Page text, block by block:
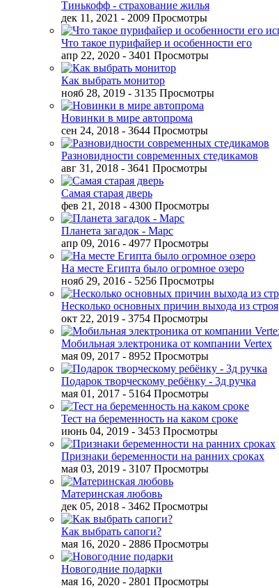
Тинькофф - страхование жилья
дек 11, 2021 - 2009 Просмотры
Что такое пурифайер и особенности его
апр 22, 2020 - 3401 Просмотры
Как выбрать монитор
нояб 28, 2019 - 3135 Просмотры
Новинки в мире автопрома
сен 24, 2018 - 3644 Просмотры
Разновидности современных стедикамов
авг 31, 2018 - 3641 Просмотры
Самая старая дверь
фев 21, 2018 - 4300 Просмотры
Планета загадок - Марс
апр 09, 2016 - 4977 Просмотры
На месте Египта было огромное озеро
нояб 29, 2016 - 5256 Просмотры
Несколько основных причин выхода из строя
окт 22, 2019 - 3754 Просмотры
Мобильная электроника от компании Vertex
мая 09, 2017 - 8952 Просмотры
Подарок творческому ребёнку - 3д ручка
мая 01, 2017 - 5164 Просмотры
Тест на беременность на каком сроке
июнь 04, 2019 - 3453 Просмотры
Признаки беременности на ранних сроках
мая 03, 2019 - 3107 Просмотры
Материнская любовь
дек 05, 2018 - 3462 Просмотры
Как выбрать сапоги?
мая 16, 2020 - 2886 Просмотры
Новогодние подарки
мая 16, 2020 - 2801 Просмотры